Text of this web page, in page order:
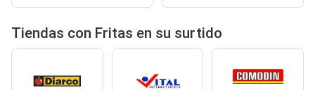
Tiendas con Fritas en su surtido